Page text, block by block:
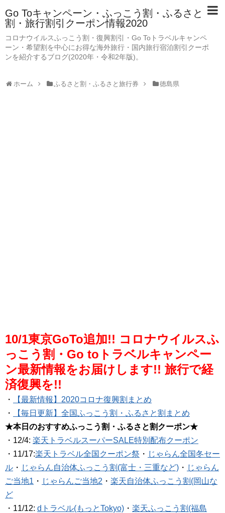
Go Toキャンペーン・ふっこう割・ふるさと
割・旅行割引クーポン情報2020
コロナウイルスふっこう割・復興割引・Go Toトラベルキャンペ
ーン・希望割を中心にお得な海外旅行・国内旅行宿泊割引クーポ
ンを紹介するブログ(2020年・令和2年版)。
ホーム ふるさと割・ふるさと旅行券 徳島県
10/1東京GoTo追加!! コロナウイルスふ
っこう割・Go toトラベルキャンペー
ン最新情報をお届けします!! 旅行で経
済復興を!!
・
【最新情報】2020コロナ復興割まとめ
・
【毎日更新】全国ふっこう割・ふるさと割まとめ
★本日のおすすめふっこう割・ふるさと割クーポン★
・12/4: 楽天トラベルスーパーSALE特別配布クーポン
・11/17:楽天トラベル全国クーポン祭 ・ じゃらん全国冬セー
ル ・ じゃらん自治体ふっこう割(富士・三重など) ・ じゃらん
ご当地1 ・ じゃらんご当地2 ・ 楽天自治体ふっこう割(岡山な
ど
・11/12: dトラベル(もっとTokyo) ・ 楽天ふっこう割(福島